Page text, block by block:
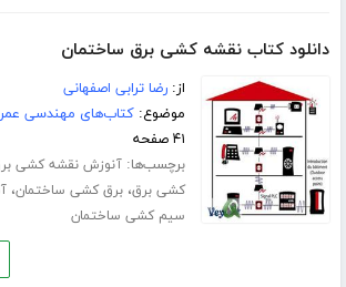
دانلود کتاب نقشه کشی برق ساختمان
از:رضا ترابی اصفهانی
موضوع:کتاب‌های مهندسی
۴۱ صفحه
برچسب‌ها:آنوزش نقشه کشی
کشی برق،برق کشی ساختمان،
سیم کشی ساختمان